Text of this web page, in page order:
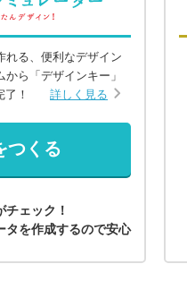
る、便利なデザイン
ら「デザインキー」
！
詳しく見る
つくる
ェック！
タを作成するので安心